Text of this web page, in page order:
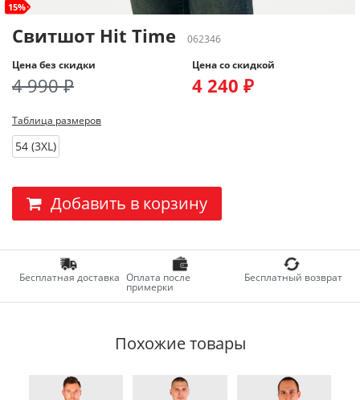
15%
Свитшот Hit Time
062346
Цена без скидки
4 990 ₽
Цена со скидкой
4 240 ₽
Таблица размеров
54 (3XL)
Добавить в корзину
Бесплатная доставка Оплата после
примерки
Бесплатный возврат
Похожие товары